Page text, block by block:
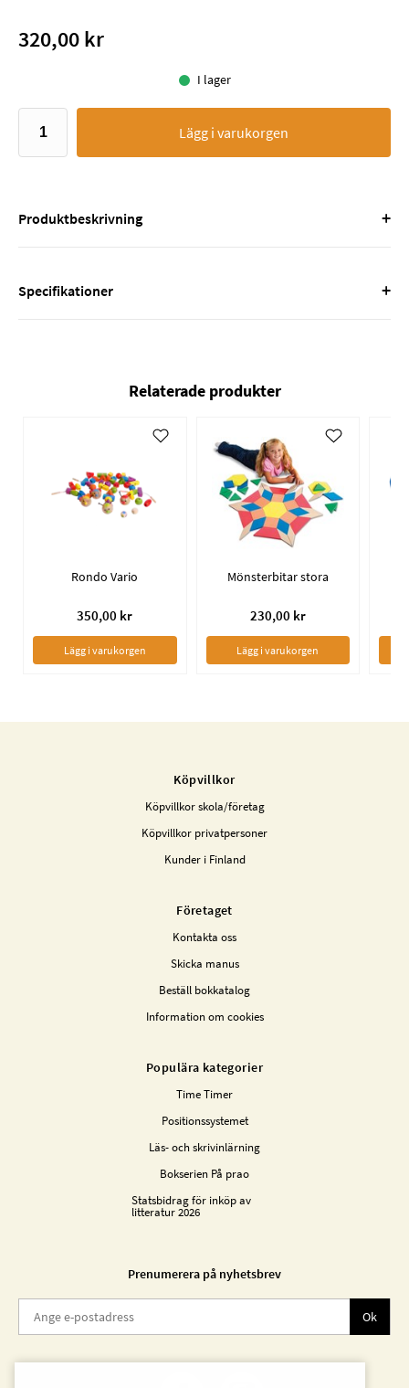
320,00 kr
I lager
Lägg i varukorgen
Produktbeskrivning +
Specifikationer +
Relaterade produkter
Rondo Vario
350,00 kr
Lägg i varukorgen
Mönsterbitar stora
230,00 kr
Lägg i varukorgen
Köpvillkor
Köpvillkor skola/företag
Köpvillkor privatpersoner
Kunder i Finland
Företaget
Kontakta oss
Skicka manus
Beställ bokkatalog
Information om cookies
Populära kategorier
Time Timer
Positionssystemet
Läs- och skrivinlärning
Bokserien På prao
Statsbidrag för inköp av
litteratur 2026
Prenumerera på nyhetsbrev
Ok